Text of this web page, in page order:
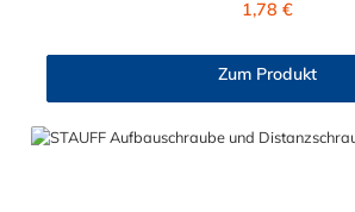
1,78 €
Zum Produkt